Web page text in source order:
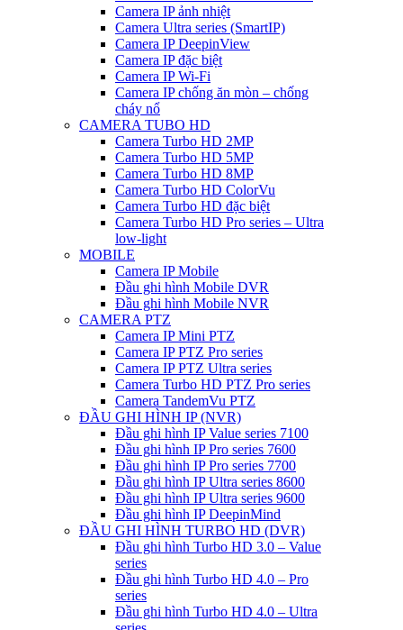
Camera IP ảnh nhiệt
Camera Ultra series (SmartIP)
Camera IP DeepinView
Camera IP đặc biệt
Camera IP Wi-Fi
Camera IP chống ăn mòn – chống
cháy nổ
CAMERA TUBO HD
Camera Turbo HD 2MP
Camera Turbo HD 5MP
Camera Turbo HD 8MP
Camera Turbo HD ColorVu
Camera Turbo HD đặc biệt
Camera Turbo HD Pro series – Ultra
low-light
MOBILE
Camera IP Mobile
Đầu ghi hình Mobile DVR
Đầu ghi hình Mobile NVR
CAMERA PTZ
Camera IP Mini PTZ
Camera IP PTZ Pro series
Camera IP PTZ Ultra series
Camera Turbo HD PTZ Pro series
Camera TandemVu PTZ
ĐẦU GHI HÌNH IP (NVR)
Đầu ghi hình IP Value series 7100
Đầu ghi hình IP Pro series 7600
Đầu ghi hình IP Pro series 7700
Đầu ghi hình IP Ultra series 8600
Đầu ghi hình IP Ultra series 9600
Đầu ghi hình IP DeepinMind
ĐẦU GHI HÌNH TURBO HD (DVR)
Đầu ghi hình Turbo HD 3.0 – Value
series
Đầu ghi hình Turbo HD 4.0 – Pro
series
Đầu ghi hình Turbo HD 4.0 – Ultra